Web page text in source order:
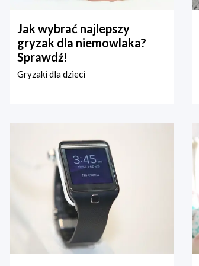
Jak wybrać najlepszy
gryzak dla niemowlaka?
Sprawdź!
Gryzaki dla dzieci